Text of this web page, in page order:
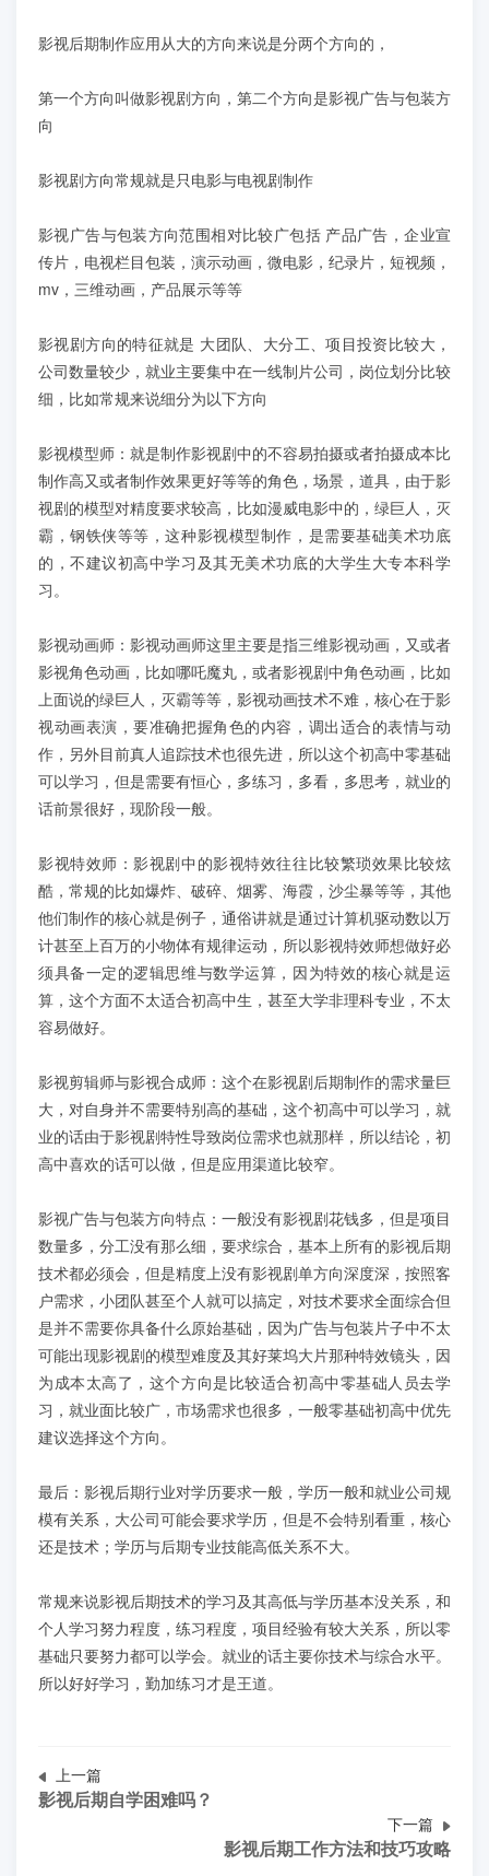
影视后期制作应用从大的方向来说是分两个方向的，
第一个方向叫做影视剧方向，第二个方向是影视广告与包装方
向
影视剧方向常规就是只电影与电视剧制作
影视广告与包装方向范围相对比较广包括 产品广告，企业宣
传片，电视栏目包装，演示动画，微电影，纪录片，短视频，
mv，三维动画，产品展示等等
影视剧方向的特征就是 大团队、大分工、项目投资比较大，
公司数量较少，就业主要集中在一线制片公司，岗位划分比较
细，比如常规来说细分为以下方向
影视模型师：就是制作影视剧中的不容易拍摄或者拍摄成本比
制作高又或者制作效果更好等等的角色，场景，道具，由于影
视剧的模型对精度要求较高，比如漫威电影中的，绿巨人，灭
霸，钢铁侠等等，这种影视模型制作，是需要基础美术功底
的，不建议初高中学习及其无美术功底的大学生大专本科学
习。
影视动画师：影视动画师这里主要是指三维影视动画，又或者
影视角色动画，比如哪吒魔丸，或者影视剧中角色动画，比如
上面说的绿巨人，灭霸等等，影视动画技术不难，核心在于影
视动画表演，要准确把握角色的内容，调出适合的表情与动
作，另外目前真人追踪技术也很先进，所以这个初高中零基础
可以学习，但是需要有恒心，多练习，多看，多思考，就业的
话前景很好，现阶段一般。
影视特效师：影视剧中的影视特效往往比较繁琐效果比较炫
酷，常规的比如爆炸、破碎、烟雾、海霞，沙尘暴等等，其他
他们制作的核心就是例子，通俗讲就是通过计算机驱动数以万
计甚至上百万的小物体有规律运动，所以影视特效师想做好必
须具备一定的逻辑思维与数学运算，因为特效的核心就是运
算，这个方面不太适合初高中生，甚至大学非理科专业，不太
容易做好。
影视剪辑师与影视合成师：这个在影视剧后期制作的需求量巨
大，对自身并不需要特别高的基础，这个初高中可以学习，就
业的话由于影视剧特性导致岗位需求也就那样，所以结论，初
高中喜欢的话可以做，但是应用渠道比较窄。
影视广告与包装方向特点：一般没有影视剧花钱多，但是项目
数量多，分工没有那么细，要求综合，基本上所有的影视后期
技术都必须会，但是精度上没有影视剧单方向深度深，按照客
户需求，小团队甚至个人就可以搞定，对技术要求全面综合但
是并不需要你具备什么原始基础，因为广告与包装片子中不太
可能出现影视剧的模型难度及其好莱坞大片那种特效镜头，因
为成本太高了，这个方向是比较适合初高中零基础人员去学
习，就业面比较广，市场需求也很多，一般零基础初高中优先
建议选择这个方向。
最后：影视后期行业对学历要求一般，学历一般和就业公司规
模有关系，大公司可能会要求学历，但是不会特别看重，核心
还是技术；学历与后期专业技能高低关系不大。
常规来说影视后期技术的学习及其高低与学历基本没关系，和
个人学习努力程度，练习程度，项目经验有较大关系，所以零
基础只要努力都可以学会。就业的话主要你技术与综合水平。
所以好好学习，勤加练习才是王道。
上一篇
影视后期自学困难吗？
下一篇
影视后期工作方法和技巧攻略